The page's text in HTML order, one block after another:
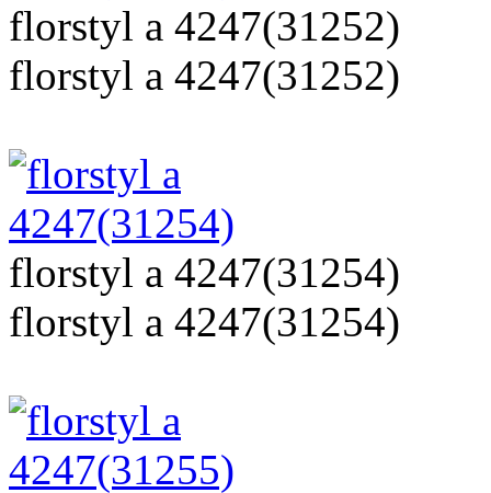
florstyl a 4247(31252)
florstyl a 4247(31252)
florstyl a 4247(31254)
florstyl a 4247(31254)